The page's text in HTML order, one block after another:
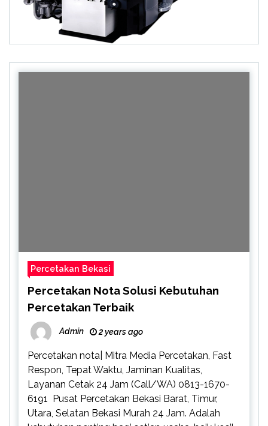
Percetakan Bekasi
Percetakan Nota Solusi Kebutuhan
Percetakan Terbaik
Admin 2 years ago
Percetakan nota| Mitra Media Percetakan, Fast
Respon, Tepat Waktu, Jaminan Kualitas,
Layanan Cetak 24 Jam (Call/WA) 0813-1670-
6191 Pusat Percetakan Bekasi Barat, Timur,
Utara, Selatan Bekasi Murah 24 Jam. Adalah